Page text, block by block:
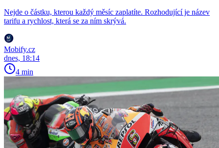
Nejde o částku, kterou každý měsíc zaplatíte. Rozhodující je název
tarifu a rychlost, která se za ním skrývá.
Mobify.cz
dnes, 18:14
4 min